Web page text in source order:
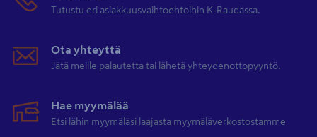
Tutustu eri asiakkuusvaihtoehtoihin K-Raudassa.
Ota yhteyttä
Jätä meille palautetta tai lähetä yhteydenottopyyntö.
Hae myymälää
Etsi lähin myymäläsi laajasta myymäläverkostostamme